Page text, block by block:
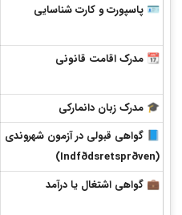
🪪 پاسپورت و کارت شناسایی
📆 مدرک اقامت قانونی
🎓 مدرک زبان دانمارکی
📘 گواهی قبولی در آزمون شهروندی
(Indfødsretsprøven)
💼 گواهی اشتغال یا درآمد